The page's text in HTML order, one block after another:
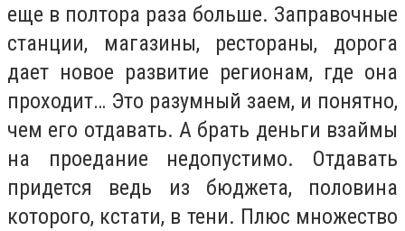
еще в полтора раза больше. Заправочные
станции, магазины, рестораны, дорога
дает новое развитие регионам, где она
проходит… Это разумный заем, и понятно,
чем его отдавать. А брать деньги взаймы
на проедание недопустимо. Отдавать
придется ведь из бюджета, половина
которого, кстати, в тени. Плюс множество